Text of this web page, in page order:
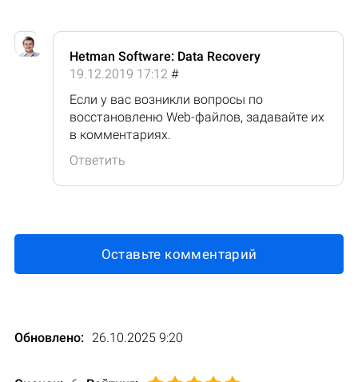
Hetman Software: Data Recovery
19.12.2019 17:12 #
Если у вас возникли вопросы по
восстановленю Web-файлов, задавайте их
в комментариях.
Ответить
Оставьте комментарий
Обновлено: 26.10.2025 9:20